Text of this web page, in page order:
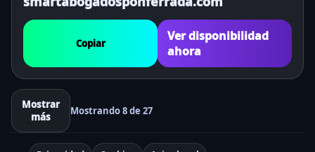
Copiar
Ver disponibilidad
ahora
Mostrar
más
Mostrando 8 de 27